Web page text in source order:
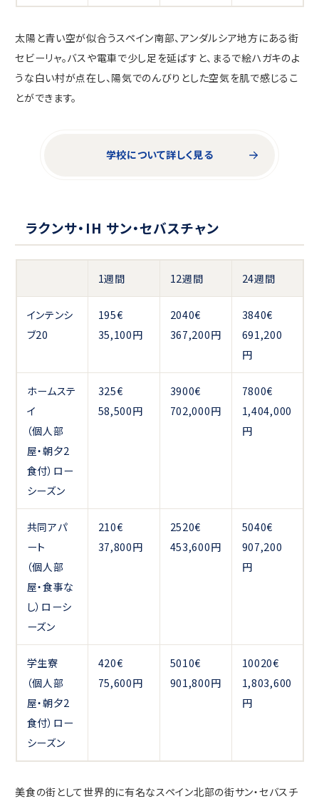
太陽と⻘い空が似合うスペイン南部、アンダルシア地方にある街
セビーリャ。バスや電車で少し足を延ばすと、まるで絵ハガキのよ
うな白い村が点在し、陽気でのんびりとした空気を肌で感じるこ
とができます。
学校について詳しく見る
ラクンサ・IH サン・セバスチャン
1週間 12週間 24週間
インテンシ
ブ20
195€
35,100円
2040€
367,200円
3840€
691,200
円
ホームステ
イ
（個人部
屋・朝夕2
食付）ロー
シーズン
325€
58,500円
3900€
702,000円
7800€
1,404,000
円
共同アパ
ート
（個人部
屋・食事な
し）ローシ
ーズン
210€
37,800円
2520€
453,600円
5040€
907,200
円
学生寮
（個人部
屋・朝夕2
食付）ロー
シーズン
420€
75,600円
5010€
901,800円
10020€
1,803,600
円
美食の街として世界的に有名なスペイン北部の街サン・セバスチ